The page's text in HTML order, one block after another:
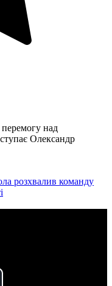
над
Олександр
розхвалив команду